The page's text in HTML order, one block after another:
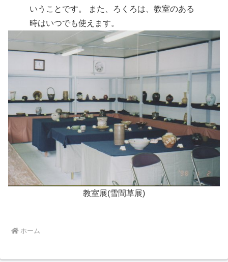
いうことです。 また、ろくろは、教室のある
時はいつでも使えます。
教室展(雪間草展)
ホーム